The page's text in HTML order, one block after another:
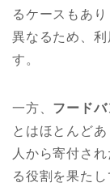
るケースもあ
異なるため、
す。
一方、 フードバ
とはほとんど
人から寄付さ
る役割を果た